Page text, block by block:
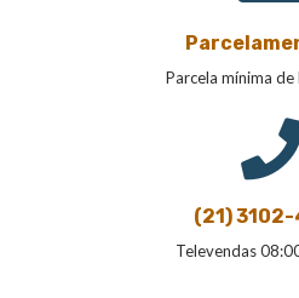
Parcela mínima
(21)
Televendas